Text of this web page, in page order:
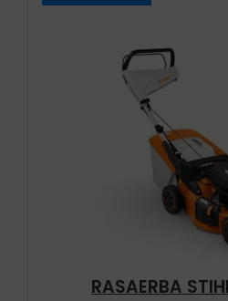
RASAERBA